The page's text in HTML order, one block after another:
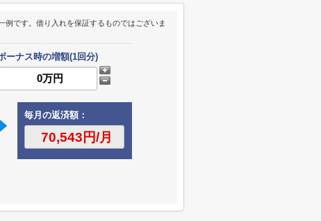
例です。借り入れを保証するものではございま
ーナス時の増額(1回分)
毎月の返済額：